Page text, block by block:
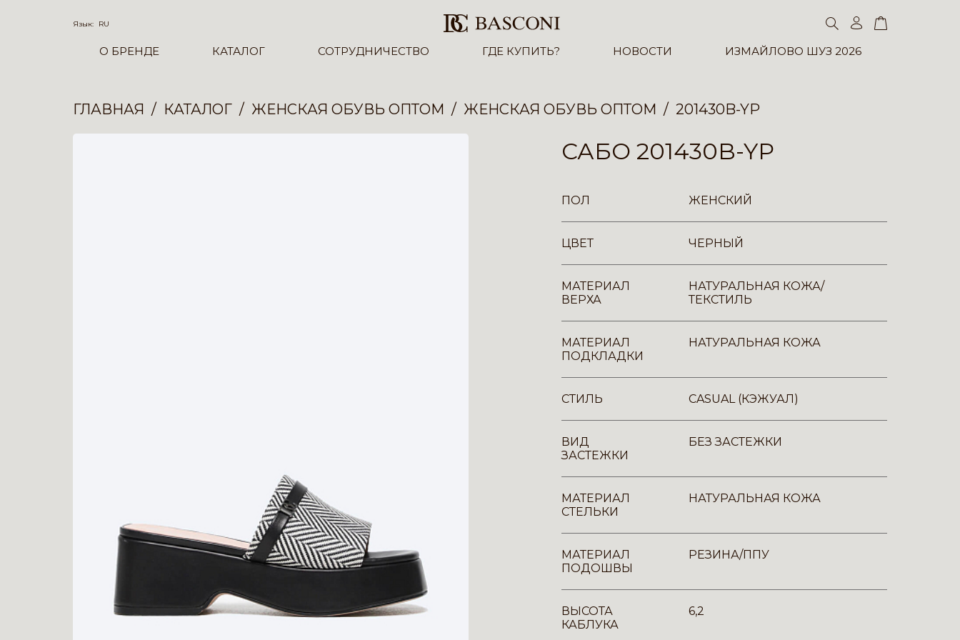
Язык: RU
О БРЕНДЕ КАТАЛОГ СОТРУДНИЧЕСТВО ГДЕ КУПИТЬ? НОВОСТИ ИЗМАЙЛОВО ШУЗ 2026
ГЛАВНАЯ КАТАЛОГ ЖЕНСКАЯ ОБУВЬ ОПТОМ ЖЕНСКАЯ ОБУВЬ ОПТОМ 201430B-YP
САБО 201430B-YP
ПОЛ ЖЕНСКИЙ
ЦВЕТ ЧЕРНЫЙ
МАТЕРИАЛ
ВЕРХА
НАТУРАЛЬНАЯ КОЖА/
ТЕКСТИЛЬ
МАТЕРИАЛ
ПОДКЛАДКИ
НАТУРАЛЬНАЯ КОЖА
СТИЛЬ CASUAL (КЭЖУАЛ)
ВИД
ЗАСТЕЖКИ
БЕЗ ЗАСТЕЖКИ
МАТЕРИАЛ
СТЕЛЬКИ
НАТУРАЛЬНАЯ КОЖА
МАТЕРИАЛ
ПОДОШВЫ
РЕЗИНА/ППУ
ВЫСОТА
КАБЛУКА
6,2